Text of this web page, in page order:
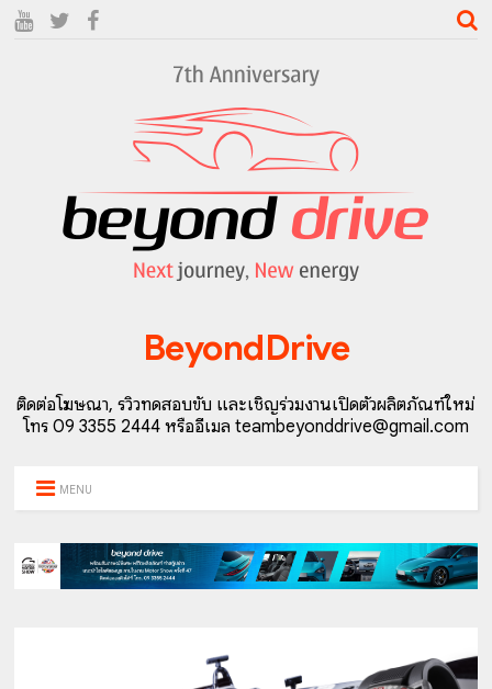
BeyondDrive
ติดต่อโฆษณา, รีวิวทดสอบขับ และเชิญร่วมงานเปิดตัวผลิตภัณฑ์ใหม่
โทร 09 3355 2444 หรืออีเมล teambeyonddrive@gmail.com
MENU